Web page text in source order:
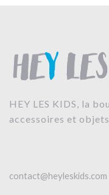
HEY LES KIDS, la
accessoires et
contact@heyleskids.com